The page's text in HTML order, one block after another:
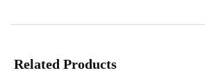
Related Products